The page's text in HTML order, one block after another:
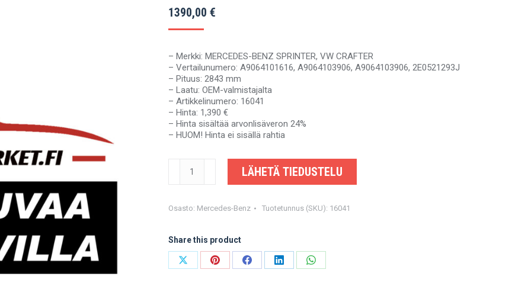
1390,00 €
– Merkki: MERCEDES-BENZ SPRINTER, VW CRAFTER
– Vertailunumero: A9064101616, A9064103906, A9064103906, 2E0521293J
– Pituus: 2843 mm
– Laatu: OEM-valmistajalta
– Artikkelinumero: 16041
– Hinta: 1,390 €
– Hinta sisältää arvonlisäveron 24%
– HUOM! Hinta ei sisällä rahtia
SPRINTER,
CRAFTER
A9064103906, A9064103906,
2E0521293J
LÄHETÄ TIEDUSTELU
Osasto: Mercedes-Benz Tuotetunnus (SKU): 16041
Share this product
Share
Share
Share
Share
Share